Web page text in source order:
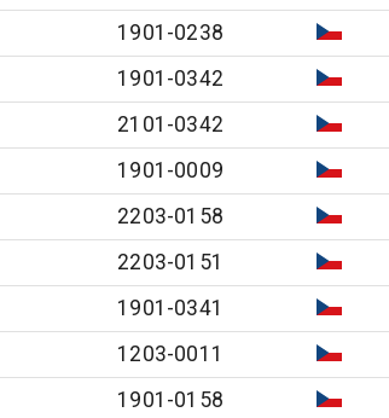
1901-0238
1901-0342
2101-0342
1901-0009
2203-0158
2203-0151
1901-0341
1203-0011
1901-0158